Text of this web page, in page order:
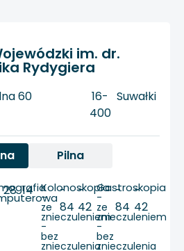
im. dr.
Rydygiera
60
16-
400
Suwałki
Pilna
28 14 Kolonoskopia
-
ze
znieczuleniem
-
bez
znieczulenia
-
84
-
42
Gastroskopia
-
ze
znieczuleniem
-
bez
znieczulenia
-
84
-
42